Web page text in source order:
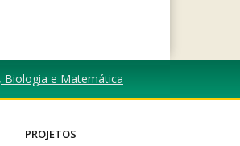
Biologia e Matemática
PROJETOS